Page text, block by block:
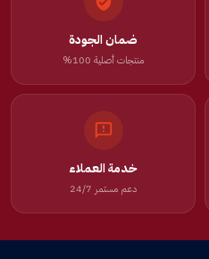
ضمان الجودة
منتجات أصلية 100%
خدمة العملاء
دعم مستمر 24/7